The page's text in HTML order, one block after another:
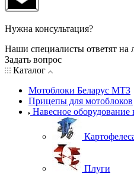
Нужна консультация?
Наши специалисты ответят
Задать вопрос
Каталог
Мотоблоки Беларус МТЗ
Прицепы для мотоблоков
Навесное оборудование
Плуги